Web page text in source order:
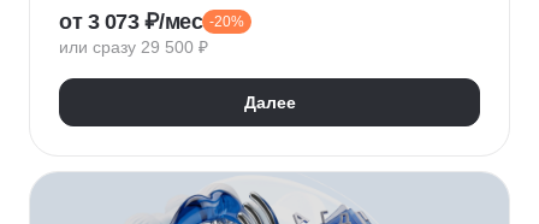
Компенсирующее образование
Общая педагогика
от 3 073 ₽/мес -20%
или сразу 29 500 ₽
Далее